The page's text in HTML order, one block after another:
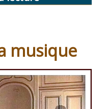
sentier »
musique